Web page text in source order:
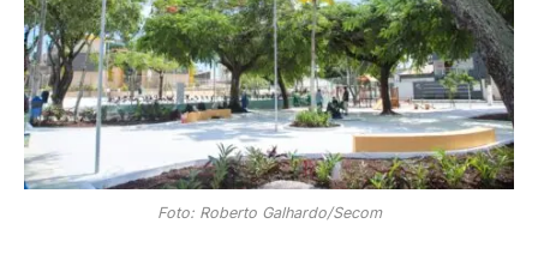
Foto: Roberto Galhardo/Secom